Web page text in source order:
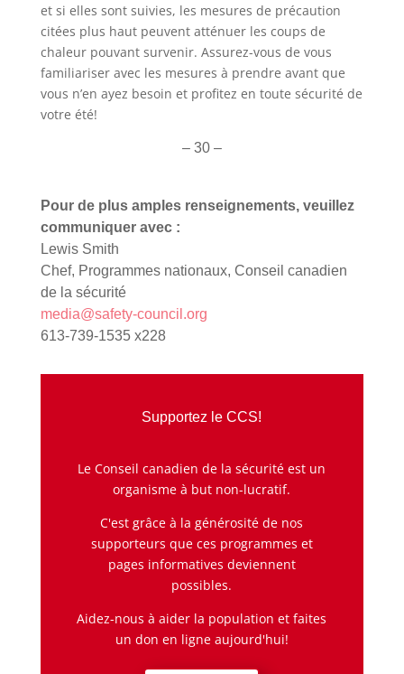
et si elles sont suivies, les mesures de précaution
citées plus haut peuvent atténuer les coups de
chaleur pouvant survenir. Assurez-vous de vous
familiariser avec les mesures à prendre avant que
vous n’en ayez besoin et profitez en toute sécurité de
votre été!
– 30 –
Pour de plus amples renseignements, veuillez
communiquer avec :
Lewis Smith
Chef, Programmes nationaux, Conseil canadien
de la sécurité
media@safety-council.org
613-739-1535 x228
Supportez le CCS!
Le Conseil canadien de la sécurité est un
organisme à but non-lucratif.
C'est grâce à la générosité de nos
supporteurs que ces programmes et
pages informatives deviennent
possibles.
Aidez-nous à aider la population et faites
un don en ligne aujourd'hui!